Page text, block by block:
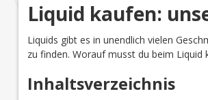
Liquid kaufen:
Liquids gibt es in unendlich vielen
zu finden. Worauf musst du beim
Inhaltsverzeichnis